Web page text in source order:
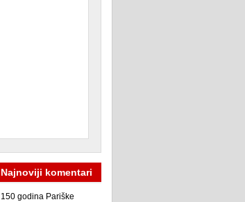
Najnoviji komentari
150 godina Pariške